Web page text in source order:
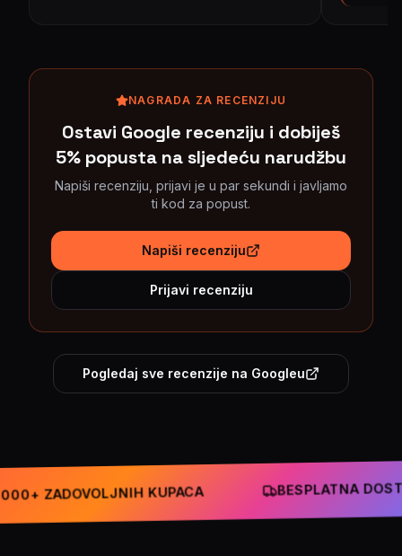
NAGRADA ZA RECENZIJU
Ostavi Google recenziju i dobiješ
5% popusta na sljedeću narudžbu
Napiši recenziju, prijavi je u par sekundi i javljamo
ti kod za popust.
Napiši recenziju
Prijavi recenziju
Pogledaj sve recenzije na Googleu
ZADOVOLJNIH KUPACA BESPLATNA